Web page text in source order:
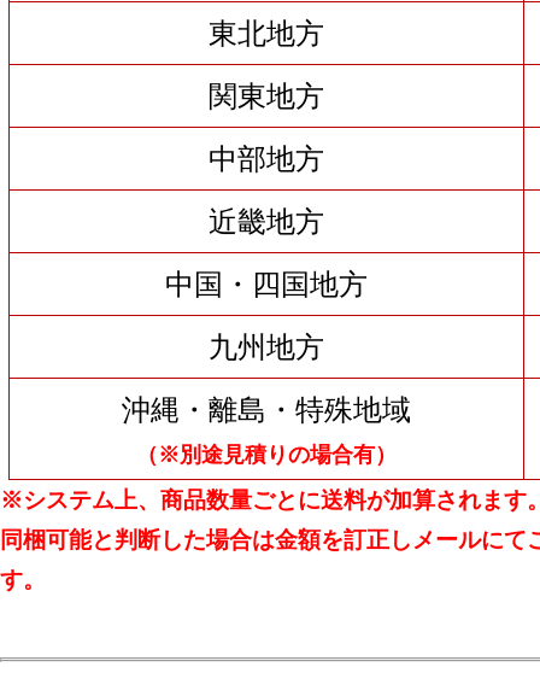
東北地方
関東地方
中部地方
近畿地方
中国・四国地方
九州地方
沖縄・離島・特殊地域
（※別途見積りの場合有）
※システム上、商品数量ごとに送料が加算されます
同梱可能と判断した場合は金額を訂正しメールにて
す。